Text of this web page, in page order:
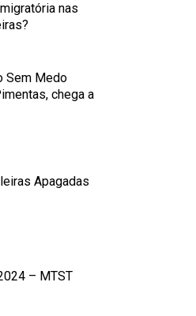
nas
Sem Medo
chega a
Apagadas
– MTST